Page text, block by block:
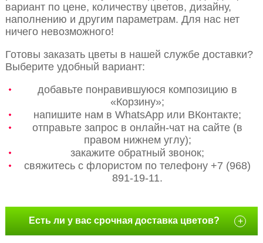
вариант по цене, количеству цветов, дизайну,
наполнению и другим параметрам. Для нас нет
ничего невозможного!
Готовы заказать цветы в нашей службе доставки?
Выберите удобный вариант:
добавьте понравившуюся композицию в
«Корзину»;
напишите нам в WhatsApp или ВКонтакте;
отправьте запрос в онлайн-чат на сайте (в
правом нижнем углу);
закажите обратный звонок;
свяжитесь с флористом по телефону +7 (968)
891-19-11.
Есть ли у вас срочная доставка цветов? +